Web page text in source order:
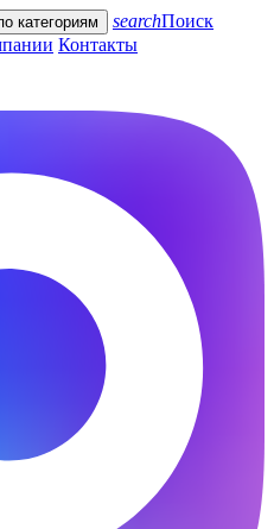
категориям searchПоиск
Контакты